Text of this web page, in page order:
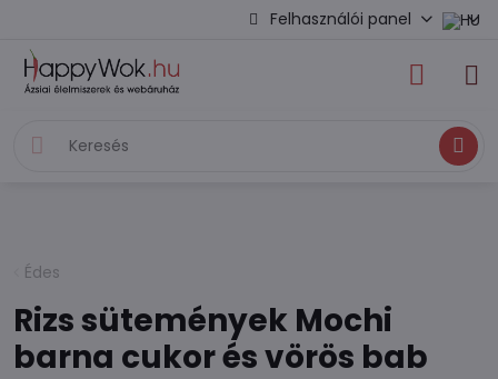
Felhasználói panel
Keresés
Édes
Rizs sütemények Mochi
barna cukor és vörös bab